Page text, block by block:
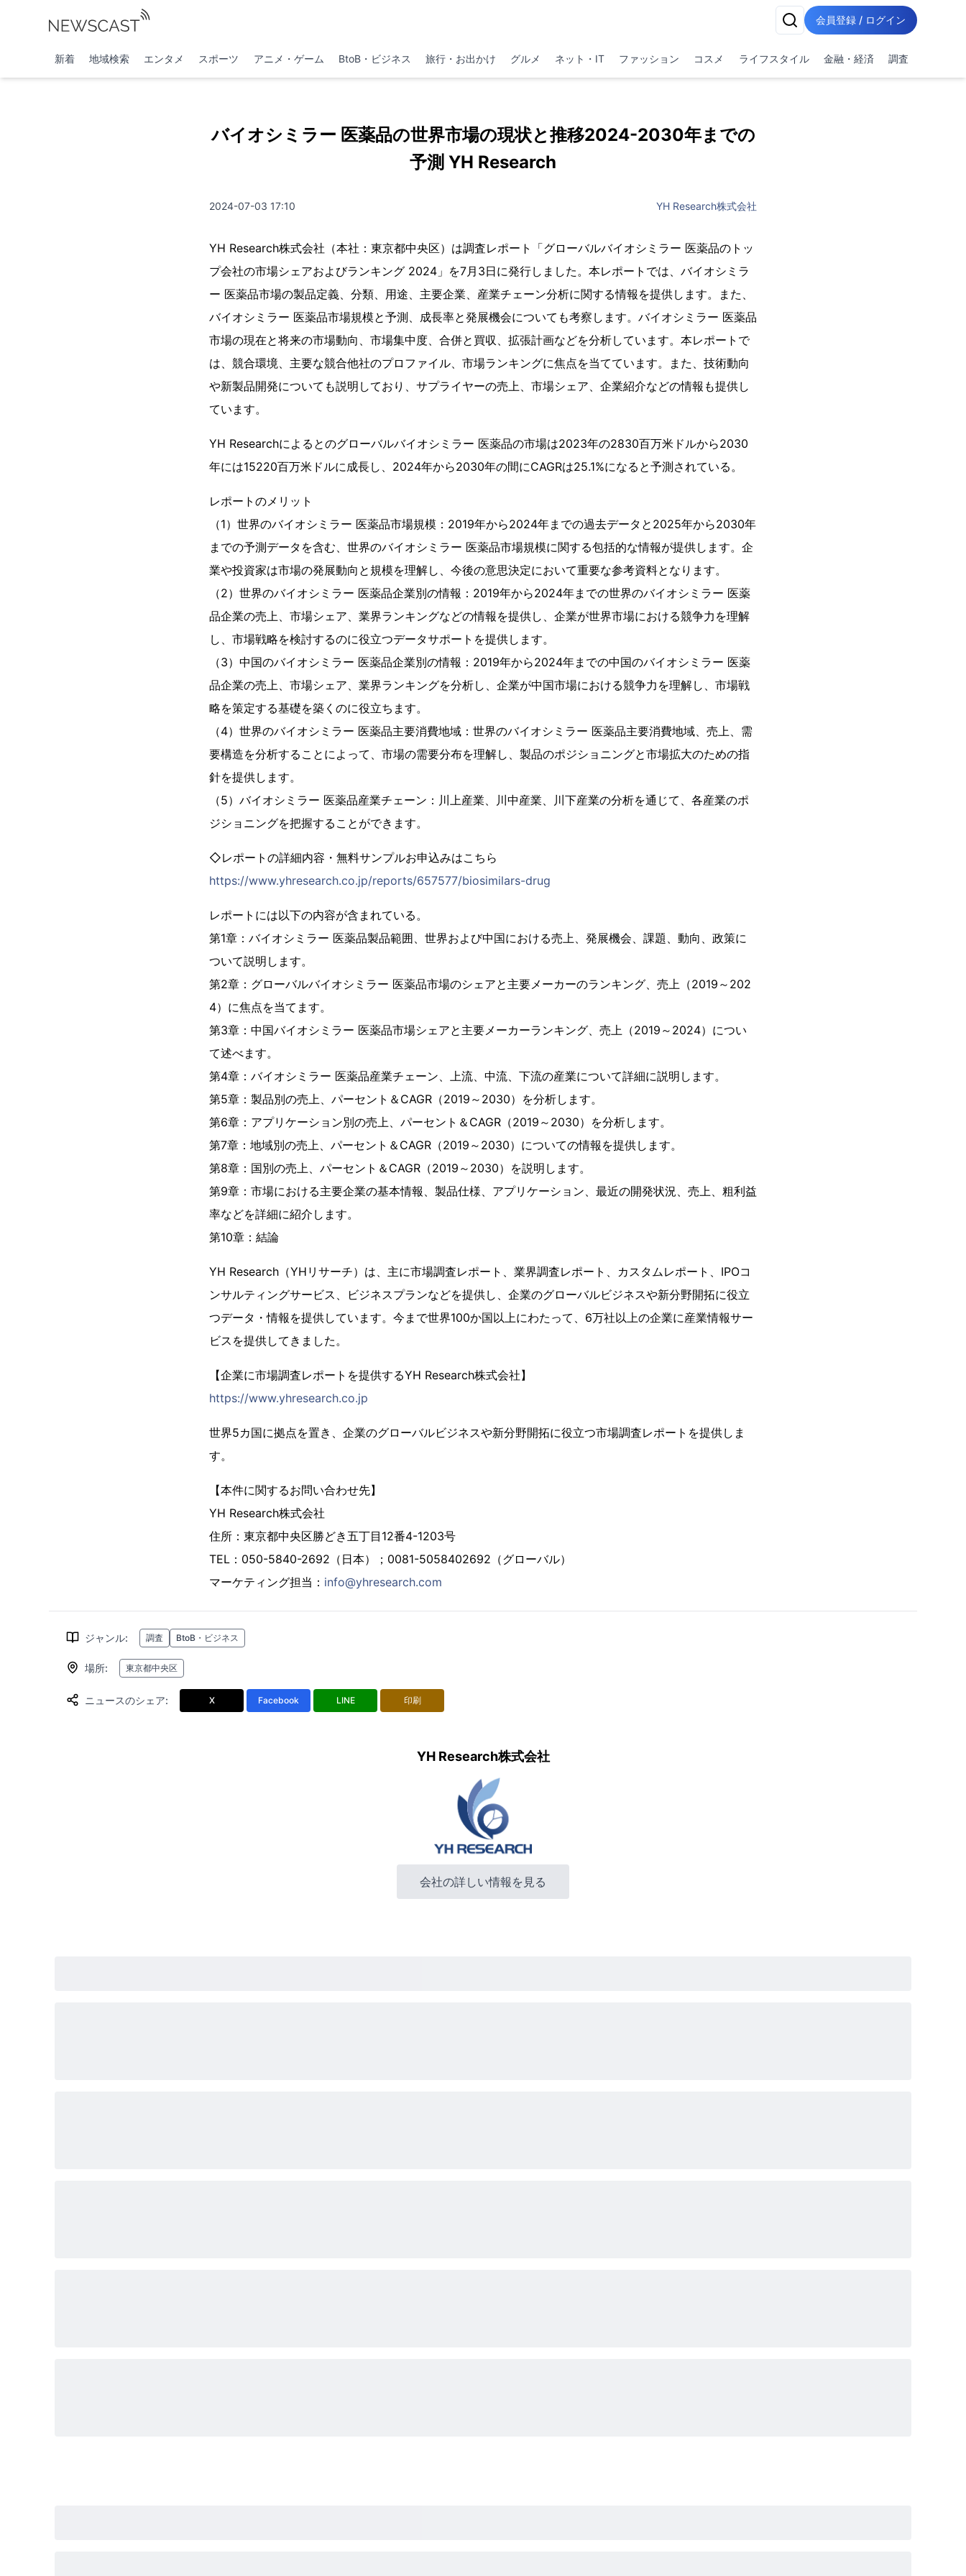
会員登録 / ログイン
新着 地域検索 エンタメ スポーツ アニメ・ゲーム BtoB・ビジネス 旅行・お出かけ グルメ ネット・IT ファッション コスメ ライフスタイル 金融・経済 調査
バイオシミラー 医薬品の世界市場の現状と推移2024-2030年までの
予測 YH Research
2024-07-03 17:10 YH Research株式会社
YH Research株式会社（本社：東京都中央区）は調査レポート「グローバルバイオシミラー 医薬品のトッ
プ会社の市場シェアおよびランキング 2024」を7月3日に発行しました。本レポートでは、バイオシミラ
ー 医薬品市場の製品定義、分類、用途、主要企業、産業チェーン分析に関する情報を提供します。また、
バイオシミラー 医薬品市場規模と予測、成長率と発展機会についても考察します。バイオシミラー 医薬品
市場の現在と将来の市場動向、市場集中度、合併と買収、拡張計画などを分析しています。本レポートで
は、競合環境、主要な競合他社のプロファイル、市場ランキングに焦点を当てています。また、技術動向
や新製品開発についても説明しており、サプライヤーの売上、市場シェア、企業紹介などの情報も提供し
ています。
YH Researchによるとのグローバルバイオシミラー 医薬品の市場は2023年の2830百万米ドルから2030
年には15220百万米ドルに成長し、2024年から2030年の間にCAGRは25.1%になると予測されている。
レポートのメリット
（1）世界のバイオシミラー 医薬品市場規模：2019年から2024年までの過去データと2025年から2030年
までの予測データを含む、世界のバイオシミラー 医薬品市場規模に関する包括的な情報が提供します。企
業や投資家は市場の発展動向と規模を理解し、今後の意思決定において重要な参考資料となります。
（2）世界のバイオシミラー 医薬品企業別の情報：2019年から2024年までの世界のバイオシミラー 医薬
品企業の売上、市場シェア、業界ランキングなどの情報を提供し、企業が世界市場における競争力を理解
し、市場戦略を検討するのに役立つデータサポートを提供します。
（3）中国のバイオシミラー 医薬品企業別の情報：2019年から2024年までの中国のバイオシミラー 医薬
品企業の売上、市場シェア、業界ランキングを分析し、企業が中国市場における競争力を理解し、市場戦
略を策定する基礎を築くのに役立ちます。
（4）世界のバイオシミラー 医薬品主要消費地域：世界のバイオシミラー 医薬品主要消費地域、売上、需
要構造を分析することによって、市場の需要分布を理解し、製品のポジショニングと市場拡大のための指
針を提供します。
（5）バイオシミラー 医薬品産業チェーン：川上産業、川中産業、川下産業の分析を通じて、各産業のポ
ジショニングを把握することができます。
◇レポートの詳細内容・無料サンプルお申込みはこちら
https://www.yhresearch.co.jp/reports/657577/biosimilars-drug
レポートには以下の内容が含まれている。
第1章：バイオシミラー 医薬品製品範囲、世界および中国における売上、発展機会、課題、動向、政策に
ついて説明します。
第2章：グローバルバイオシミラー 医薬品市場のシェアと主要メーカーのランキング、売上（2019～202
4）に焦点を当てます。
第3章：中国バイオシミラー 医薬品市場シェアと主要メーカーランキング、売上（2019～2024）につい
て述べます。
第4章：バイオシミラー 医薬品産業チェーン、上流、中流、下流の産業について詳細に説明します。
第5章：製品別の売上、パーセント＆CAGR（2019～2030）を分析します。
第6章：アプリケーション別の売上、パーセント＆CAGR（2019～2030）を分析します。
第7章：地域別の売上、パーセント＆CAGR（2019～2030）についての情報を提供します。
第8章：国別の売上、パーセント＆CAGR（2019～2030）を説明します。
第9章：市場における主要企業の基本情報、製品仕様、アプリケーション、最近の開発状況、売上、粗利益
率などを詳細に紹介します。
第10章：結論
YH Research（YHリサーチ）は、主に市場調査レポート、業界調査レポート、カスタムレポート、IPOコ
ンサルティングサービス、ビジネスプランなどを提供し、企業のグローバルビジネスや新分野開拓に役立
つデータ・情報を提供しています。今まで世界100か国以上にわたって、6万社以上の企業に産業情報サー
ビスを提供してきました。
【企業に市場調査レポートを提供するYH Research株式会社】
https://www.yhresearch.co.jp
世界5カ国に拠点を置き、企業のグローバルビジネスや新分野開拓に役立つ市場調査レポートを提供しま
す。
【本件に関するお問い合わせ先】
YH Research株式会社
住所：東京都中央区勝どき五丁目12番4-1203号
TEL：050-5840-2692（日本）；0081-5058402692（グローバル）
マーケティング担当： info@yhresearch.com
ジャンル: 調査 BtoB・ビジネス
場所: 東京都中央区
ニュースのシェア: X Facebook LINE 印刷
YH Research株式会社
会社の詳しい情報を見る